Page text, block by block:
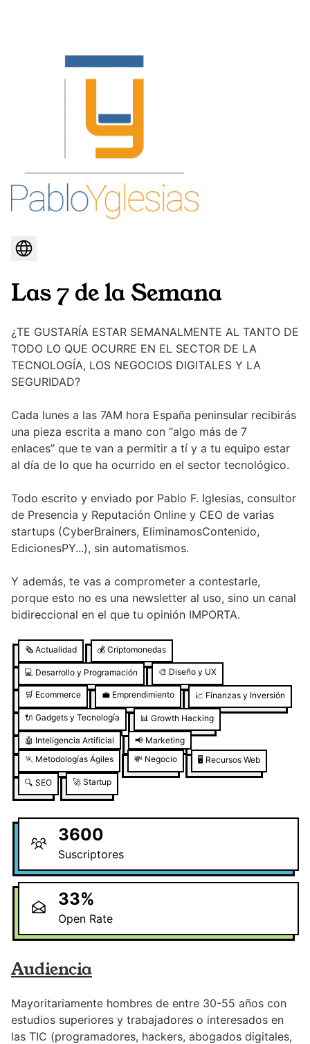
Las 7 de la Semana
¿TE GUSTARÍA ESTAR SEMANALMENTE AL TANTO DE
TODO LO QUE OCURRE EN EL SECTOR DE LA
TECNOLOGÍA, LOS NEGOCIOS DIGITALES Y LA
SEGURIDAD?
Cada lunes a las 7AM hora España peninsular recibirás
una pieza escrita a mano con “algo más de 7
enlaces” que te van a permitir a tí y a tu equipo estar
al día de lo que ha ocurrido en el sector tecnológico.
Todo escrito y enviado por Pablo F. Iglesias, consultor
de Presencia y Reputación Online y CEO de varias
startups (CyberBrainers, EliminamosContenido,
EdicionesPY...), sin automatismos.
Y además, te vas a comprometer a contestarle,
porque esto no es una newsletter al uso, sino un canal
bidireccional en el que tu opinión IMPORTA.
🗞️ Actualidad 💰 Criptomonedas
💻 Desarrollo y Programación 🎨 Diseño y UX
🛒 Ecommerce 💼 Emprendimiento 📈 Finanzas y Inversión
🔌 Gadgets y Tecnología 📊 Growth Hacking
🤖 Inteligencia Artificial 📢 Marketing
🏃 Metodologías Ágiles 💸 Negocio 🖥️ Recursos Web
🔍 SEO 🚀 Startup
3600
Suscriptores
33%
Open Rate
Audiencia
Mayoritariamente hombres de entre 30-55 años con
estudios superiores y trabajadores o interesados en
las TIC (programadores, hackers, abogados digitales,